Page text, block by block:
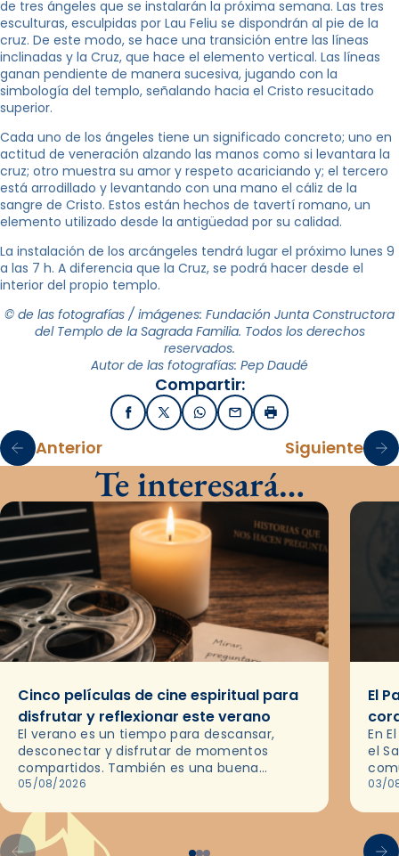
de tres ángeles que se instalarán la próxima semana. Las tres
esculturas, esculpidas por Lau Feliu se dispondrán al pie de la
cruz. De este modo, se hace una transición entre las líneas
inclinadas y la Cruz, que hace el elemento vertical. Las líneas
ganan pendiente de manera sucesiva, jugando con la
simbología del templo, señalando hacia el Cristo resucitado
superior.
Cada uno de los ángeles tiene un significado concreto; uno en
actitud de veneración alzando las manos como si levantara la
cruz; otro muestra su amor y respeto acariciando y; el tercero
está arrodillado y levantando con una mano el cáliz de la
sangre de Cristo. Estos están hechos de tavertí romano, un
elemento utilizado desde la antigüedad por su calidad.
La instalación de los arcángeles tendrá lugar el próximo lunes 9
a las 7 h. A diferencia que la Cruz, se podrá hacer desde el
interior del propio templo.
© de las fotografías / imágenes: Fundación Junta Constructora
del Templo de la Sagrada Familia. Todos los derechos
reservados.
Autor de las fotografías: Pep Daudé
Compartir:
FacebookX / TwitterWhatsApp
EmailImprimir
Anterior Siguiente
Te interesará…
Cinco películas de cine espiritual para
disfrutar y reflexionar este verano
El verano es un tiempo para descansar,
desconectar y disfrutar de momentos
compartidos. También es una buena
ocasión para dejarse llevar por una buena
sobre…
05/08/2026
El
En
el
del
03/